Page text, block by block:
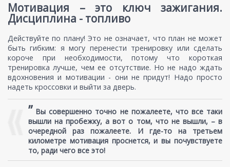
Мотивация – это ключ зажигания.
Дисциплина - топливо
Действуйте по плану! Это не означает, что план не может
быть гибким: я могу перенести тренировку или сделать
короче при необходимости, потому что короткая
тренировка лучше, чем ее отсутствие. Но не надо ждать
вдохновения и мотивации - они не придут! Надо просто
надеть кроссовки и выйти за дверь.
” Вы совершенно точно не пожалеете, что все таки
вышли на пробежку, а вот о том, что не вышли, – в
очередной раз пожалеете. И где-то на третьем
километре мотивация проснется, и вы почувствуете
то, ради чего все это!